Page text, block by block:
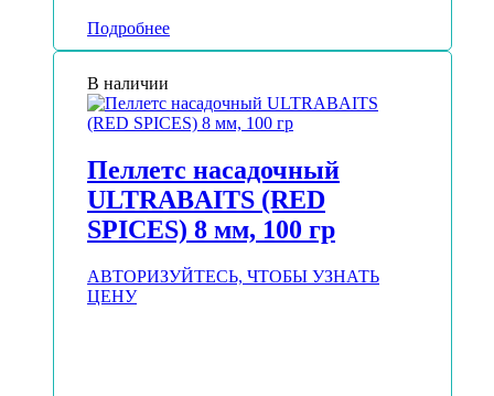
Подробнее
В наличии
Пеллетс насадочный
ULTRABAITS (RED
SPICES) 8 мм, 100 гр
АВТОРИЗУЙТЕСЬ, ЧТОБЫ УЗНАТЬ
ЦЕНУ